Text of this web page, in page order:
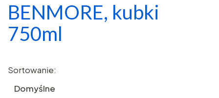
Koniec filtrów
BENMORE, kubki
750ml
Lista produktów
Sortowanie:
Domyślne